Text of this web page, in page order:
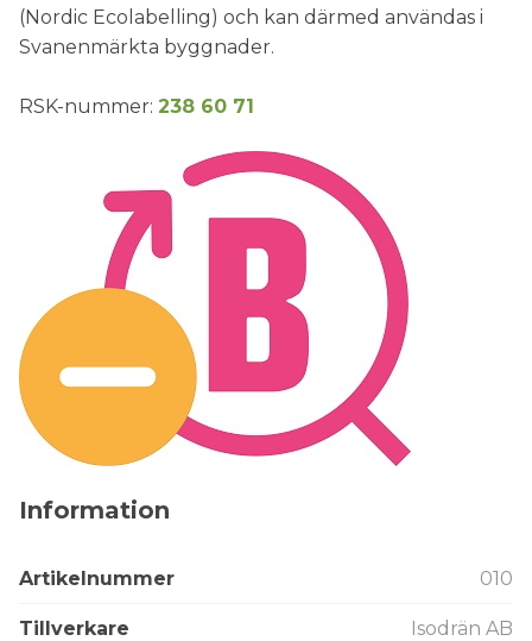
(Nordic Ecolabelling) och kan därmed användas i
Svanenmärkta byggnader.
RSK-nummer: 238 60 71
Information
Artikelnummer 010
Tillverkare Isodrän AB